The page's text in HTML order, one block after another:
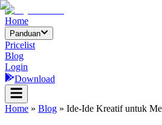
Home
Panduan
Pricelist
Blog
Login
Download
Home » Blog » Ide-Ide Kreatif untuk